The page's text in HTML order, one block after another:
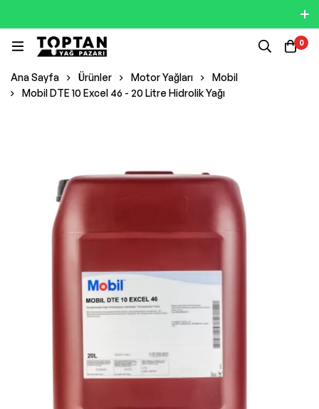
0
Ana Sayfa Ürünler Motor Yağları
Mobil
Mobil DTE 10 Excel 46 - 20 Litre Hidrolik Yağı